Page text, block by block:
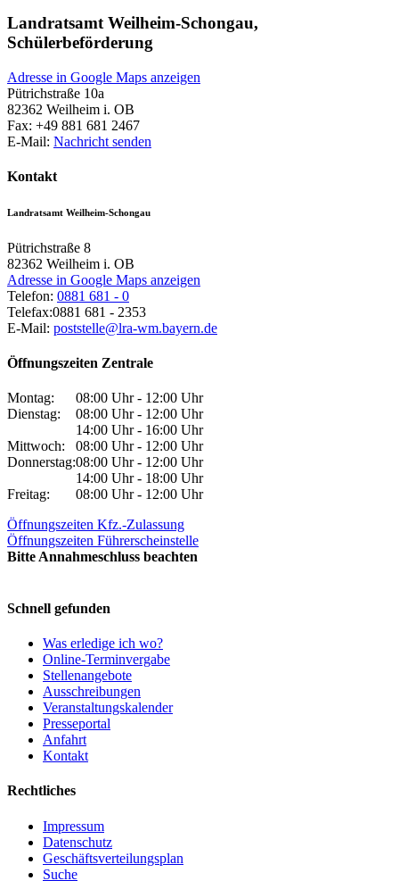
Landratsamt Weilheim-Schongau,
Schülerbeförderung
Adresse in Google Maps anzeigen
Pütrichstraße 10a
82362 Weilheim i. OB
Fax: +49 881 681 2467
E-Mail: Nachricht senden
Kontakt
Landratsamt Weilheim-Schongau
Pütrichstraße 8
82362 Weilheim i. OB
Adresse in Google Maps anzeigen
Telefon: 0881 681 - 0
Telefax:0881 681 - 2353
E-Mail: poststelle@lra-wm.bayern.de
Öffnungszeiten Zentrale
Montag:
08:00 Uhr - 12:00 Uhr
Dienstag:
08:00 Uhr - 12:00 Uhr
14:00 Uhr - 16:00 Uhr
Mittwoch:
08:00 Uhr - 12:00 Uhr
Donnerstag:08:00 Uhr - 12:00 Uhr
14:00 Uhr - 18:00 Uhr
Freitag:
08:00 Uhr - 12:00 Uhr
Öffnungszeiten Kfz.-Zulassung
Öffnungszeiten Führerscheinstelle
Bitte Annahmeschluss beachten
Schnell gefunden
Was erledige ich wo?
Online-Terminvergabe
Stellenangebote
Ausschreibungen
Veranstaltungskalender
Presseportal
Anfahrt
Kontakt
Rechtliches
Impressum
Datenschutz
Geschäftsverteilungsplan
Suche